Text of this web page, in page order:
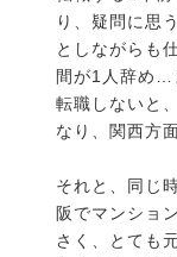
り、疑問に思
としながらも
間が1人辞め…
転職しないと
なり、関西方
それと、同じ
阪でマンショ
さく、とても